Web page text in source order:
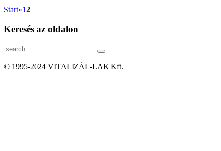
Start«12
Keresés az oldalon
© 1995-2024 VITALIZÁL-LAK Kft.